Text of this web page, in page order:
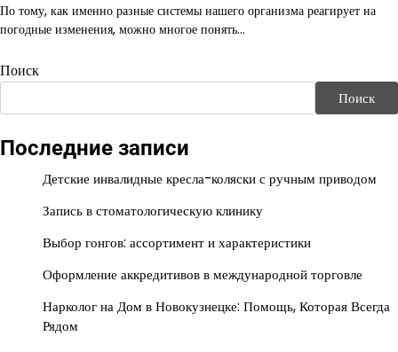
По тому, как именно разные системы нашего организма реагирует на
погодные изменения, можно многое понять…
Поиск
Поиск
Последние записи
Детские инвалидные кресла-коляски с ручным приводом
Запись в стоматологическую клинику
Выбор гонгов: ассортимент и характеристики
Оформление аккредитивов в международной торговле
Нарколог на Дом в Новокузнецке: Помощь, Которая Всегда
Рядом